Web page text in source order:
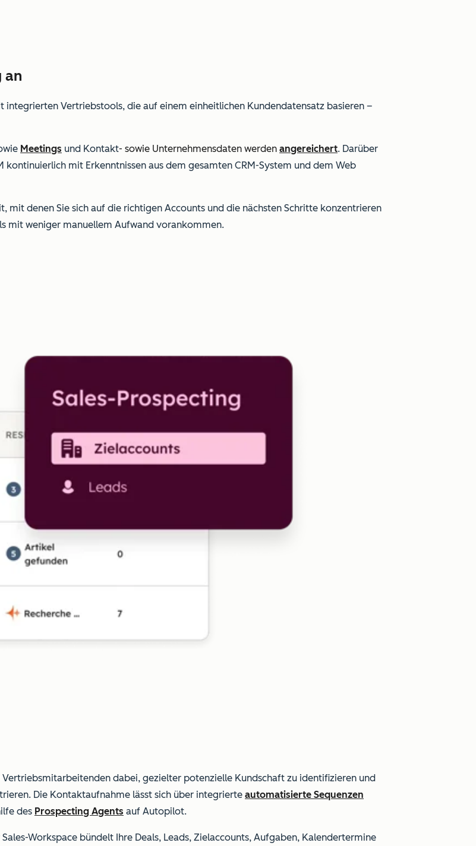
an
integrierten Vertriebstools, die auf einem einheitlichen Kundendatensatz basieren –
Meetings und Kontakt- sowie Unternehmensdaten werden angereichert. Darüber
kontinuierlich mit Erkenntnissen aus dem gesamten CRM-System und dem Web
mit denen Sie sich auf die richtigen Accounts und die nächsten Schritte konzentrieren
mit weniger manuellem Aufwand vorankommen.
dabei, gezielter potenzielle Kundschaft zu identifizieren und
Die Kontaktaufnahme lässt sich über integrierte automatisierte Sequenzen
des Prospecting Agents auf Autopilot.
Workspace bündelt Ihre Deals, Leads, Zielaccounts, Aufgaben, Kalendertermine